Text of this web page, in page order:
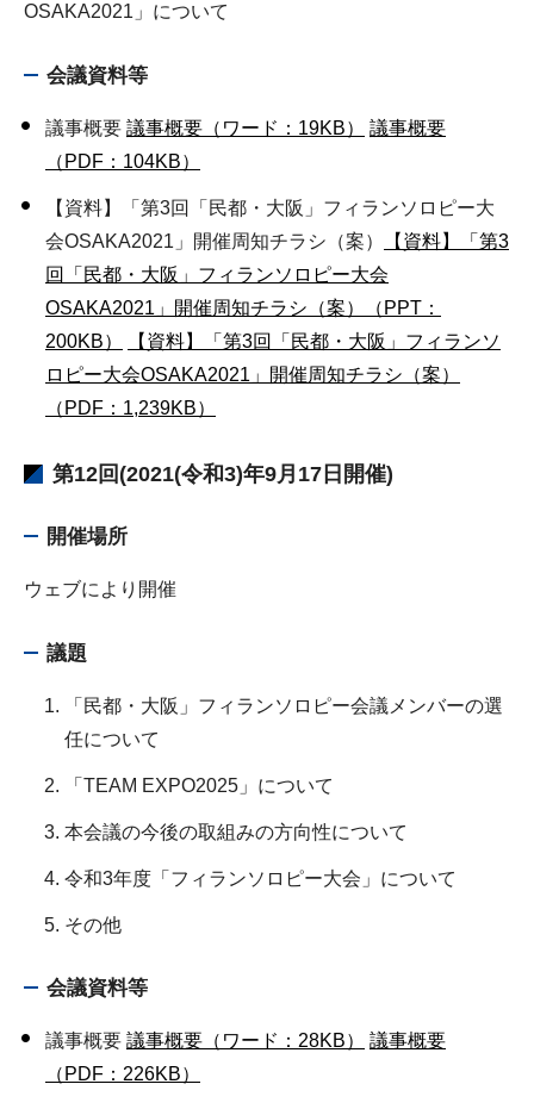
OSAKA2021」について
会議資料等
議事概要 議事概要（ワード：19KB）
議事概要
（PDF：104KB）
【資料】「第3回「民都・大阪」フィランソロピー大
会OSAKA2021」開催周知チラシ（案）
【資料】「第3
回「民都・大阪」フィランソロピー大会
OSAKA2021」開催周知チラシ（案）（PPT：
200KB）
【資料】「第3回「民都・大阪」フィランソ
ロピー大会OSAKA2021」開催周知チラシ（案）
（PDF：1,239KB）
第12回(2021(令和3)年9月17日開催)
開催場所
ウェブにより開催
議題
「民都・大阪」フィランソロピー会議メンバーの選
任について
「TEAM EXPO2025」について
本会議の今後の取組みの方向性について
令和3年度「フィランソロピー大会」について
その他
会議資料等
議事概要 議事概要（ワード：28KB）
議事概要
（PDF：226KB）